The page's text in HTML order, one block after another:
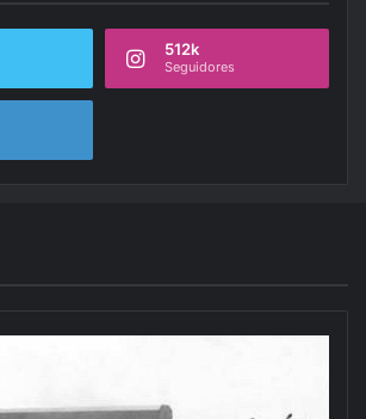
512k
Seguidores